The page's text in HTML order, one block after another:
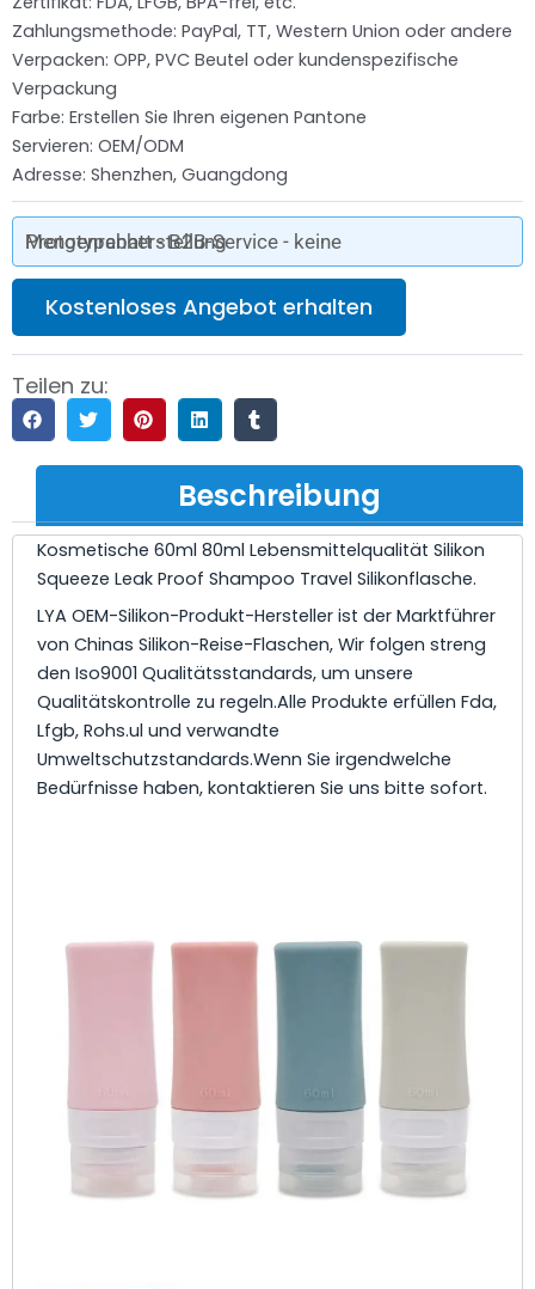
Zahlungsmethode: PayPal, TT, Western Union oder andere
Verpacken: OPP, PVC Beutel oder kundenspezifische
Verpackung
Farbe: Erstellen Sie Ihren eigenen Pantone
Servieren: OEM/ODM
Adresse: Shenzhen, Guangdong
Mengenrabatt - B2B-Service - keine Prototypenherstellung
Kostenloses Angebot erhalten
Teilen zu:
Beschreibung
Kosmetische 60ml 80ml Lebensmittelqualität Silikon
Squeeze Leak Proof Shampoo Travel Silikonflasche.
LYA OEM-Silikon-Produkt-Hersteller ist der Marktführer
von Chinas Silikon-Reise-Flaschen, Wir folgen streng
den Iso9001 Qualitätsstandards, um unsere
Qualitätskontrolle zu regeln.Alle Produkte erfüllen Fda,
Lfgb, Rohs.ul und verwandte
Umweltschutzstandards.Wenn Sie irgendwelche
Bedürfnisse haben, kontaktieren Sie uns bitte sofort.